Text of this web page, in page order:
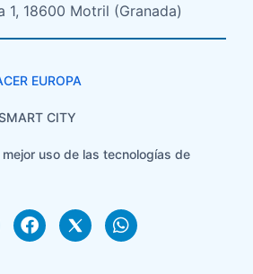
1, 18600 Motril (Granada)​
EUROPA
CITY
uso de las tecnologías de